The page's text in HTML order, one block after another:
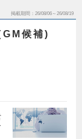
掲載期間 26/08/06～26/08/19
候補)